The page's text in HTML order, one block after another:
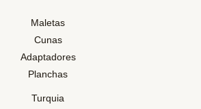
Maletas
Cunas
Adaptadores
Planchas
Turquia